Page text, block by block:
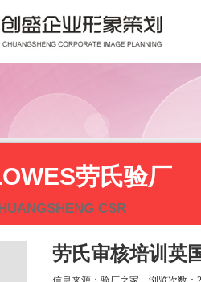
劳氏验厂
CSR
劳氏审核培训英